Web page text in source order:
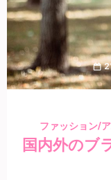
ファッション/
国内外のブ